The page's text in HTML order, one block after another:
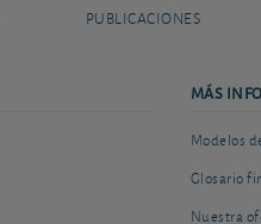
PUBLICACIONES
MÁS
Modelos
Glosario
Nuestra